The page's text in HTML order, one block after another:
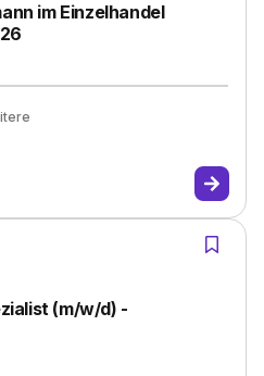
im Einzelhandel
(m/w/d) -